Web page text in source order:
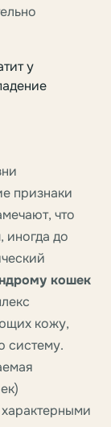
у
признаки
что
, иногда до
кошек
кожу,
систему.